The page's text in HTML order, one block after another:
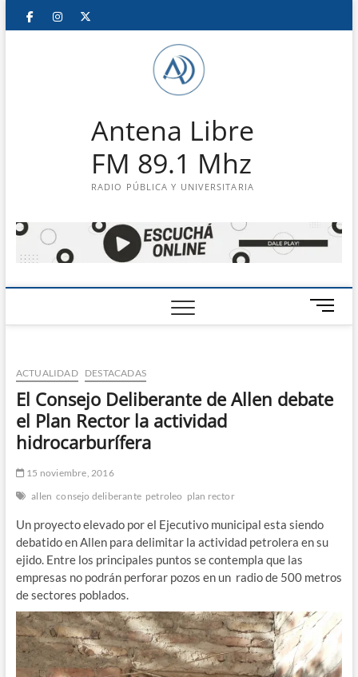
Saltar
FacebookInstagram
Antena Libre
FM 89.1 Mhz
RADIO PÚBLICA Y UNIVERSITARIA
B
o
d
e
ACTUALIDAD DESTACADAS
El Consejo Deliberante de Allen debate
el Plan Rector la actividad
hidrocarburífera
15 noviembre, 2016
allen consejo deliberante petroleo plan rector
Un proyecto elevado por el Ejecutivo municipal esta siendo
debatido en Allen para delimitar la actividad petrolera en su
ejido. Entre los principales puntos se contempla que las
empresas no podrán perforar pozos en un radio de 500 metros
de sectores poblados.